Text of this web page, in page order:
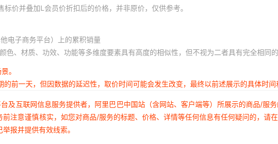
价并叠加L会员价折扣后的价格，并非原价，仅供参考。
电子商务平台）上的累积销量
色、材质、功效、功能等多维度要素具有高度的相似性，但不视为二者具有完全相同
。
前一天，但因数据的延迟性，取价时间可能会发生改变，最终以前述展示的具体时间
及互联网信息服务提供者，阿里巴巴中国站（含网站、客户端等）所展示的商品/
注意谨慎核实，如您对商品/服务的标题、价格、详情等任何信息有任何疑问的，
报并提供有效线索。